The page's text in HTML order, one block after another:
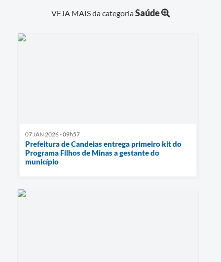
VEJA MAIS da categoriaSaúde
07 JAN 2026 - 09h57
Prefeitura de Candeias entrega primeiro kit do
Programa Filhos de Minas a gestante do
município